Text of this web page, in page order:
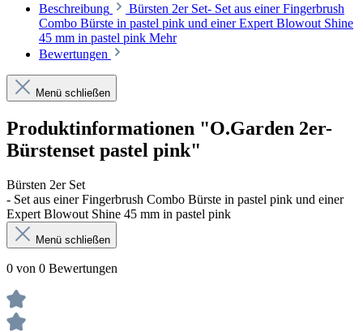
Beschreibung
Bürsten 2er Set- Set aus einer Fingerbrush
Combo Bürste in pastel pink und einer Expert Blowout Shine
45 mm in pastel pink Mehr
Bewertungen
Menü schließen
Produktinformationen "O.Garden 2er-
Bürstenset pastel pink"
Bürsten 2er Set
- Set aus einer Fingerbrush Combo Bürste in pastel pink und einer
Expert Blowout Shine 45 mm in pastel pink
Menü schließen
0 von 0 Bewertungen